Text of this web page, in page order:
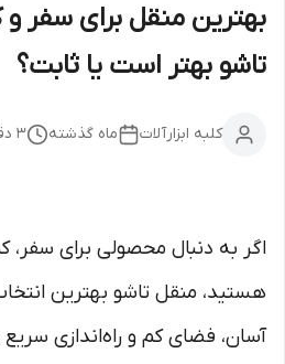
بهترین منقل برای سفر
تاشو بهتر است یا ثابت؟
کلبه ابزارآلات ماه گذشته 3
اگر به دنبال محصولی برای
هستید، منقل تاشو بهترین
آسان، فضای کم و راه‌اندازی